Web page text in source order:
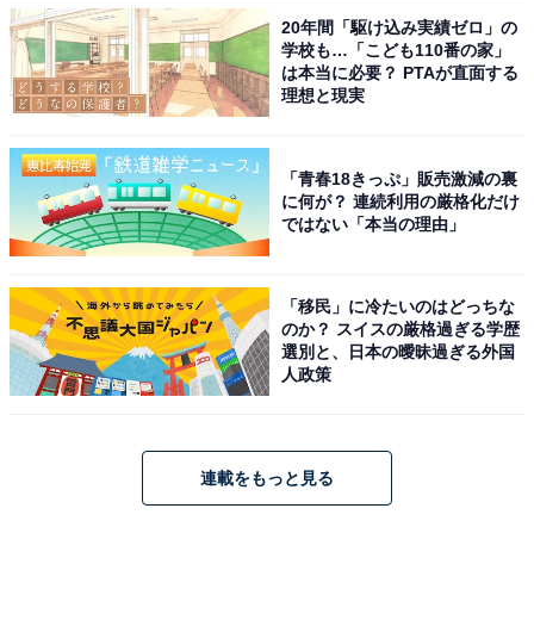
20年間「駆け込み実績ゼロ」の
学校も…「こども110番の家」
は本当に必要？ PTAが直面する
理想と現実
「青春18きっぷ」販売激減の裏
に何が？ 連続利用の厳格化だけ
ではない「本当の理由」
「移民」に冷たいのはどっちな
のか？ スイスの厳格過ぎる学歴
選別と、日本の曖昧過ぎる外国
人政策
連載をもっと見る